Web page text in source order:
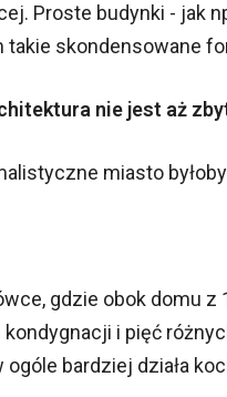
Proste budynki - jak
takie skondensowane
nie jest aż
miasto
gdzie obok domu
i pięć
bardziej działa